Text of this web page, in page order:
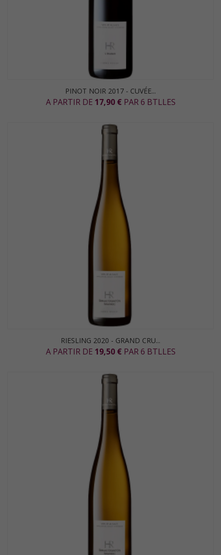
PINOT NOIR 2017 - CUVÉE...
A PARTIR DE 17,90 € PAR 6 BTLLES
RIESLING 2020 - GRAND CRU...
A PARTIR DE 19,50 € PAR 6 BTLLES